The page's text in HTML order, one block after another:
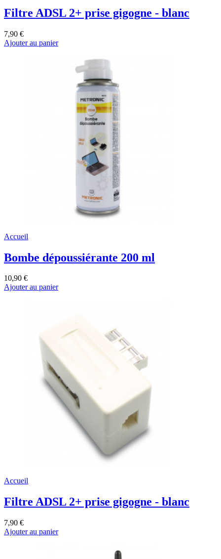
Filtre ADSL 2+ prise gigogne - blanc
7,90 €
Ajouter au panier
Accueil
Bombe dépoussiérante 200 ml
10,90 €
Ajouter au panier
Accueil
Filtre ADSL 2+ prise gigogne - blanc
7,90 €
Ajouter au panier